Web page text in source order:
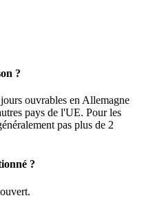
?
ouvrables en Allemagne
pays de l'UE. Pour les
pas plus de 2
?